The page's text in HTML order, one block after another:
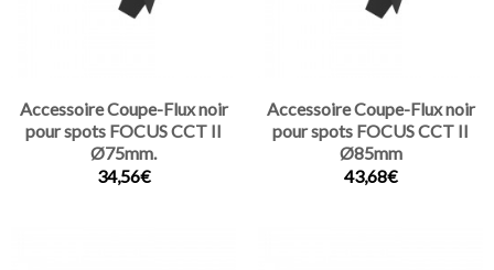
Accessoire Coupe-Flux noir
pour spots FOCUS CCT II
Ø75mm.
34,56€
Accessoire Coupe-Flux noir
pour spots FOCUS CCT II
Ø85mm
43,68€